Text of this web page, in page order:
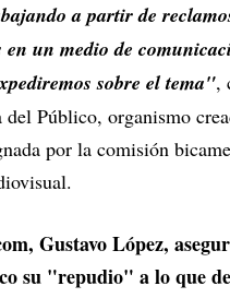
a partir de
un medio de
sobre el tema",
Público, organismo
por la comisión
Gustavo López,
su "repudio" a lo que